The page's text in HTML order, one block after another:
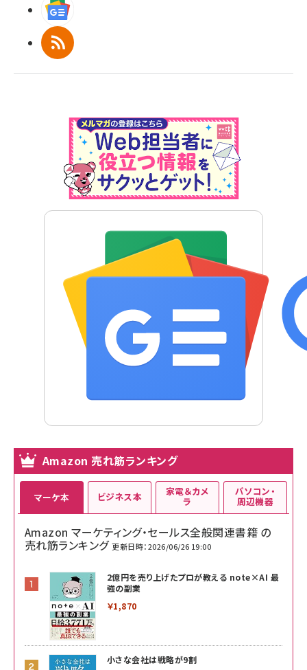
RSS
Amazon 売れ筋ランキング
マーケ本
Amazon マーケティング・セールス全般関連書籍 の
売れ筋ランキング 更新日時：2026/06/26 19:00
2億円を売り上げたプロが教える note×AI 最
強の副業
￥1,870
小さな会社は戦略が9割
ビジネス本 家電＆カメ
ラ
パソコン・
周辺機器